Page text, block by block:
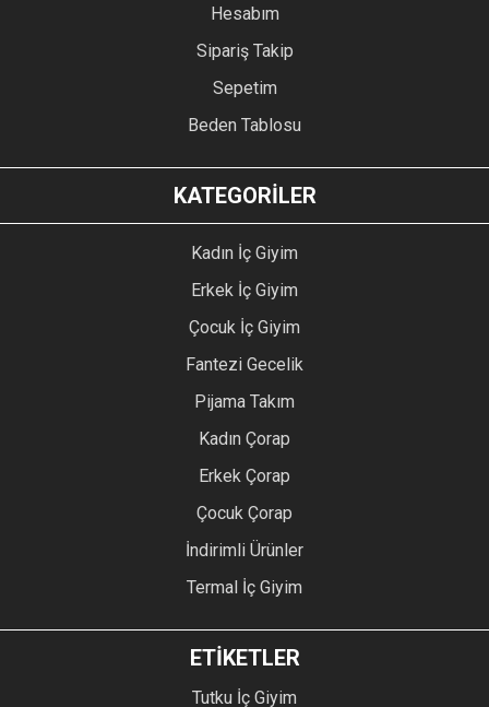
Hesabım
Sipariş Takip
Sepetim
Beden Tablosu
KATEGORİLER
Kadın İç Giyim
Erkek İç Giyim
Çocuk İç Giyim
Fantezi Gecelik
Pijama Takım
Kadın Çorap
Erkek Çorap
Çocuk Çorap
İndirimli Ürünler
Termal İç Giyim
ETİKETLER
Tutku İç Giyim